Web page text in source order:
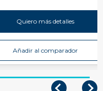
Quiero más detalles
Añadir al comparador